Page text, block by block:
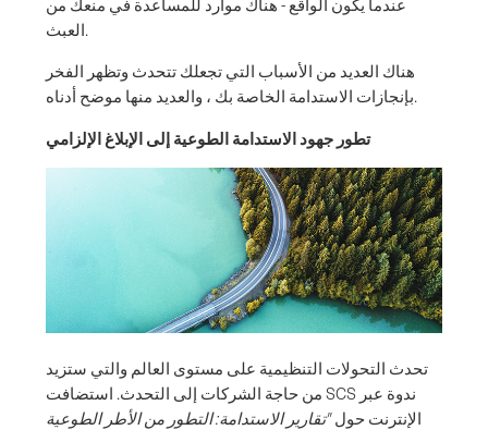
العبث.
هناك العديد من الأسباب التي تجعلك تتحدث وتظهر الفخر
بإنجازات الاستدامة الخاصة بك ، والعديد منها موضح أدناه.
تطور جهود الاستدامة الطوعية إلى الإبلاغ الإلزامي
تحدث التحولات التنظيمية على مستوى العالم والتي ستزيد
من حاجة الشركات إلى التحدث. استضافت SCS ندوة عبر
الإنترنت حول"تقارير الاستدامة: التطور من الأطر الطوعية